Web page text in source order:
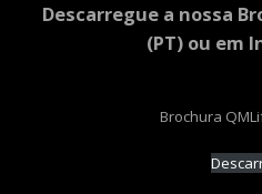
Descarregue a nossa
(PT) ou em
Brochura